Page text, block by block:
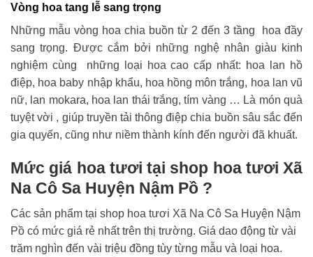
Vòng hoa tang lễ sang trọng
Những mẫu vòng hoa chia buồn từ 2 đến 3 tầng hoa đầy
sang trọng. Được cắm bởi những nghệ nhân giàu kinh
nghiệm cùng những loại hoa cao cấp nhất: hoa lan hồ
điệp, hoa baby nhập khẩu, hoa hồng môn trắng, hoa lan vũ
nữ, lan mokara, hoa lan thái trắng, tím vàng … Là món quà
tuyệt vời , giúp truyền tải thông điệp chia buồn sâu sắc đến
gia quyến, cũng như niềm thành kính đến người đã khuất.
Mức giá hoa tươi tại shop hoa tươi Xã
Na Cô Sa Huyện Nậm Pồ ?
Các sản phẩm tại shop hoa tươi Xã Na Cô Sa Huyện Nậm
Pồ có mức giá rẻ nhất trên thị trường. Giá dao động từ vài
trăm nghìn đến vài triệu đồng tùy từng mẫu và loại hoa.